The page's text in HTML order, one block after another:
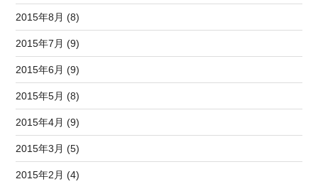
2015年8月 (8)
2015年7月 (9)
2015年6月 (9)
2015年5月 (8)
2015年4月 (9)
2015年3月 (5)
2015年2月 (4)